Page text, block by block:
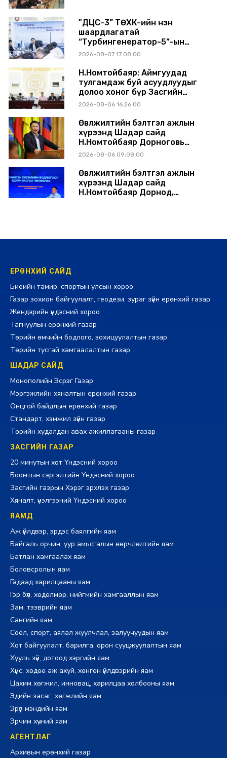
"ДЦС-3” ТӨХК-ийн нэн
шаардлагатай
“Турбингенератор-5”-ын
шинэчлэлийн төсвийг
2026-08-07 17:08:00
Н.Номтойбаяр: Аймгуудад
тулгамдаж буй асуудлуудыг
долоо хоног бүр Засгийн
газрын хуралдаанд
2026-08-06 16:26:00
Өвөлжилтийн бэлтгэл ажлын
хүрээнд Шадар сайд
Н.Номтойбаяр Дорноговь
аймагт ажиллав
2026-08-06 09:08:00
Өвөлжилтийн бэлтгэл ажлын
хүрээнд Шадар сайд
Н.Номтойбаяр Дорнод,
ЕРӨНХИЙ САЙД
Биеийн тамир, спортын улсын хороо
Газар зохион байгуулалт, геодези, зураг зүйн ерөнхий газар
Жендэрийн үндэсний хороо
Тагнуулын ерөнхий газар
Төрийн өмчийн бодлого, зохицуулалтын газар
Төрийн тусгай хамгаалалтын газар
ШАДАР САЙД
Монополийн Эсрэг Газар
Мэргэжлийн хяналтын ерөнхий газар
Онцгой байдлын ерөнхий газар
Стандарт, хэмжил зүйн газар
Төрийн худалдан авах ажиллагааны газар
ЗАСГИЙН ГАЗАР
20 минутын хот Үндэсний хороо
Боомтын сэргэлтийн Үндэсний хороо
Засгийн газрын Хэрэг эрхлэх газар
Хяналт, үнэлгээний Үндэсний хороо
ЯАМД
Аж үйлдвэр, эрдэс баялгийн яам
Байгаль орчин, уур амьсгалын өөрчлөлтийн яам
Батлан хамгаалах яам
Боловсролын яам
Гадаад харилцааны яам
Гэр бүл, хөдөлмөр, нийгмийн хамгааллын яам
Зам, тээврийн яам
Сангийн яам
Соёл, спорт, аялал жуулчлал, залуучуудын яам
Хот байгуулалт, барилга, орон сууцжуулалтын яам
Хууль зүй, дотоод хэргийн яам
Хүнс, хөдөө аж ахуй, хөнгөн үйлдвэрийн яам
Цахим хөгжил, инновац, харилцаа холбооны яам
Эдийн засаг, хөгжлийн яам
Эрүүл мэндийн яам
Эрчим хүчний яам
АГЕНТЛАГ
Архивын ерөнхий газар